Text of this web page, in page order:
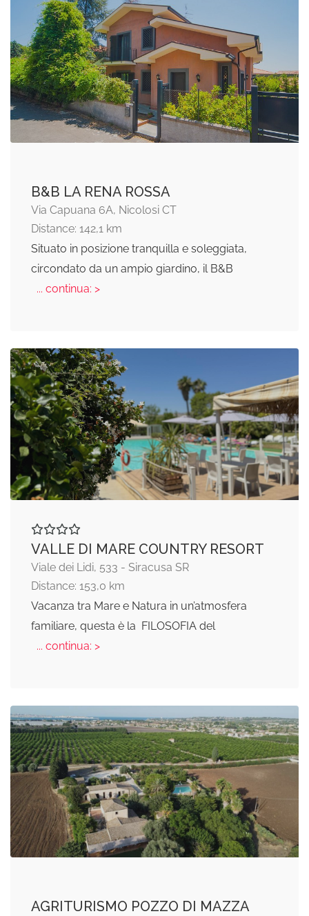
B&B LA RENA ROSSA
Via Capuana 6A, Nicolosi CT
Distance: 142,1 km
Situato in posizione tranquilla e soleggiata,
circondato da un ampio giardino, il B&B
... continua: >
VALLE DI MARE COUNTRY RESORT
Viale dei Lidi, 533 - Siracusa SR
Distance: 153,0 km
Vacanza tra Mare e Natura in un’atmosfera
familiare, questa è la FILOSOFIA del
... continua: >
AGRITURISMO POZZO DI MAZZA